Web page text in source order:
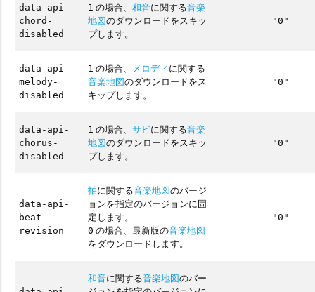
data-api-
chord-
disabled
1 の場合、和音に関する音楽
地図のダウンロードをスキッ
プします。
"0"
data-api-
melody-
disabled
1 の場合、 メロディに関する
音楽地図のダウンロードをス
キップします。
"0"
data-api-
chorus-
disabled
1 の場合、サビに関する音楽
地図のダウンロードをスキッ
プします。
"0"
data-api-
beat-
revision
拍に関する音楽地図のバージ
ョンを指定のバージョンに固
定します。
0 の場合、最新版の音楽地図
をダウンロードします。
"0"
和音に関する音楽地図のバー